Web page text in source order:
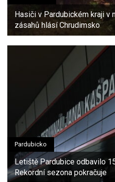
Hasiči v Pardubickém kraji v
zásahů hlásí Chrudimsko
Pardubicko
Letiště Pardubice odbavilo
Rekordní sezona pokračuje